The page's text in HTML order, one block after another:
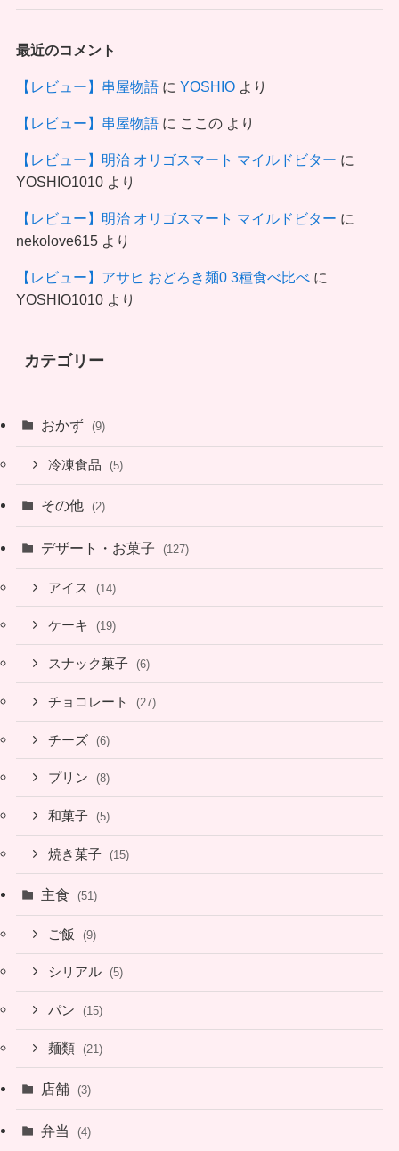
最近のコメント
【レビュー】串屋物語に YOSHIOより
【レビュー】串屋物語に ここのより
【レビュー】明治 オリゴスマート マイルドビター に
YOSHIO1010より
【レビュー】明治 オリゴスマート マイルドビター に
nekolove615より
【レビュー】アサヒ おどろき麺0 3種食べ比べに
YOSHIO1010より
カテゴリー
おかず (9)
冷凍食品 (5)
その他 (2)
デザート・お菓子 (127)
アイス (14)
ケーキ (19)
スナック菓子 (6)
チョコレート (27)
チーズ (6)
プリン (8)
和菓子 (5)
焼き菓子 (15)
主食 (51)
ご飯 (9)
シリアル (5)
パン (15)
麺類 (21)
店舗 (3)
弁当 (4)